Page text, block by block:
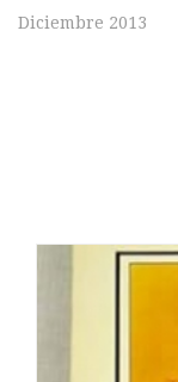
Diciembre 2013